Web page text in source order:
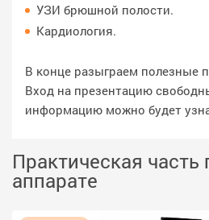
УЗИ брюшной полости.
Кардиология.
В конце разыграем полезные
Вход на презентацию
информацию можно будет
Практическая часть
аппарате